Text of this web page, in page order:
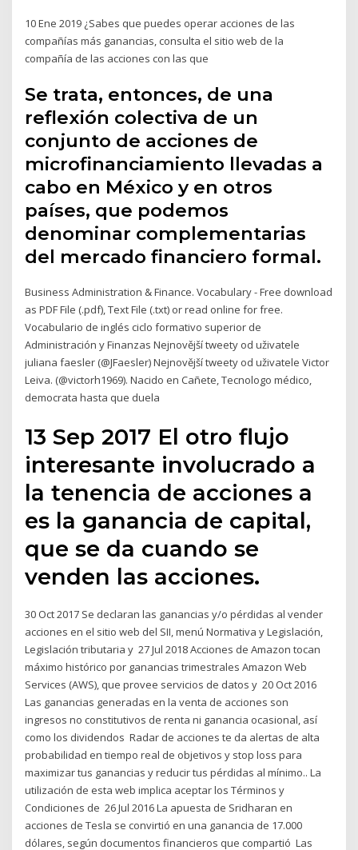
10 Ene 2019 ¿Sabes que puedes operar acciones de las
compañías más ganancias, consulta el sitio web de la
compañía de las acciones con las que
Se trata, entonces, de una
reflexión colectiva de un
conjunto de acciones de
microfinanciamiento llevadas a
cabo en México y en otros
países, que podemos
denominar complementarias
del mercado financiero formal.
Business Administration & Finance. Vocabulary - Free download
as PDF File (.pdf), Text File (.txt) or read online for free.
Vocabulario de inglés ciclo formativo superior de
Administración y Finanzas Nejnovější tweety od uživatele
juliana faesler (@JFaesler) Nejnovější tweety od uživatele Victor
Leiva. (@victorh1969). Nacido en Cañete, Tecnologo médico,
democrata hasta que duela
13 Sep 2017 El otro flujo
interesante involucrado a
la tenencia de acciones a
es la ganancia de capital,
que se da cuando se
venden las acciones.
30 Oct 2017 Se declaran las ganancias y/o pérdidas al vender
acciones en el sitio web del SII, menú Normativa y Legislación,
Legislación tributaria y 27 Jul 2018 Acciones de Amazon tocan
máximo histórico por ganancias trimestrales Amazon Web
Services (AWS), que provee servicios de datos y 20 Oct 2016
Las ganancias generadas en la venta de acciones son
ingresos no constitutivos de renta ni ganancia ocasional, así
como los dividendos Radar de acciones te da alertas de alta
probabilidad en tiempo real de objetivos y stop loss para
maximizar tus ganancias y reducir tus pérdidas al mínimo.. La
utilización de esta web implica aceptar los Términos y
Condiciones de 26 Jul 2016 La apuesta de Sridharan en
acciones de Tesla se convirtió en una ganancia de 17.000
dólares, según documentos financieros que compartió Las